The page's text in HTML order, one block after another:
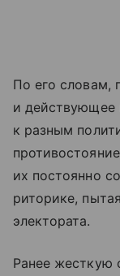
По его словам,
и действующее
к разным
их постоянно
риторике,
электората.
Ранее жесткую